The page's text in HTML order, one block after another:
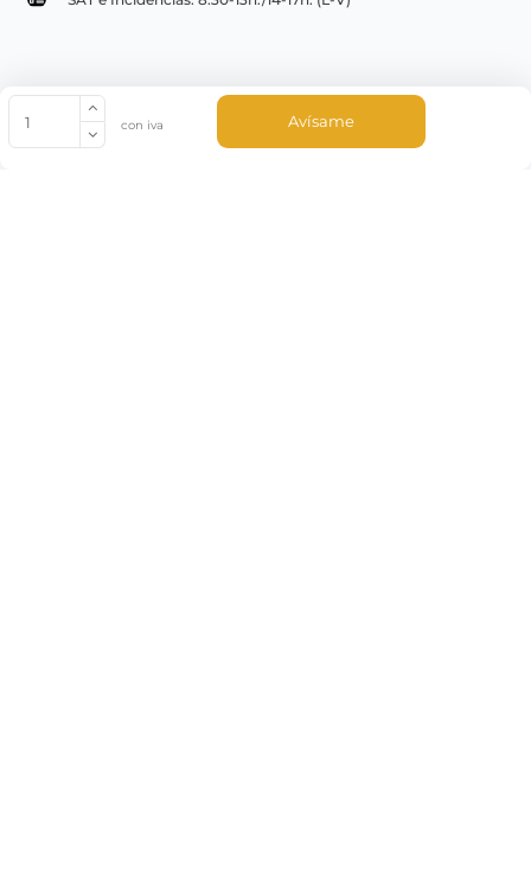
con iva Avísame
© Copyright 2022 PepeBar.com |
Aviso legal y
Condiciones generales de compra |
Blog